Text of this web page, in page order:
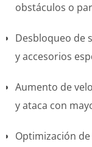
obstáculos o
Desbloqueo de
y accesorios
Aumento de
y ataca con
Optimización